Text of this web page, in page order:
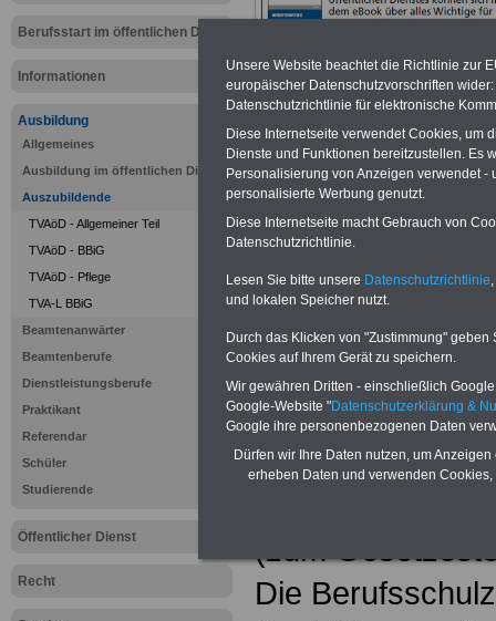
Berufsstart im öffentlichen Dienst
Informationen
Ausbildung
Allgemeines
Ausbildung im öffentlichen Dienst
Auszubildende
TVAöD - Allgemeiner Teil
TVAöD - BBiG
TVAöD - Pflege
TVA-L BBiG
Beamtenanwärter
Beamtenberufe
Dienstleistungsberufe
Praktikant
Referendar
Schüler
Studierende
Öffentlicher Dienst
Recht
Sie interessieren sich für einen
öffentlichen Dienst? >>>hier finden
Stellenangebote
Es besteht eine
alle
zum Besuch
das
weitere
(zum
Die
Unsere Website beachtet die Richtlinie zur
europäischer Datenschutzvorschriften
Datenschutzrichtlinie für elektronische
Diese Internetseite verwendet Cookies, um
Dienste und Funktionen bereitzustellen. Es
Personalisierung von Anzeigen verwendet
personalisierte Werbung genutzt.
Diese Internetseite macht Gebrauch von
Datenschutzrichtlinie.
Lesen Sie bitte unsere Datenschutzrichtlinie
und lokalen Speicher nutzt.
Durch das Klicken von "Zustimmung"
Cookies auf Ihrem Gerät zu speichern.
Wir gewähren Dritten - einschließlich
Google-Website "Datenschutzerklärung &
Google ihre personenbezogenen Daten
Dürfen wir Ihre Daten nutzen, um
erheben Daten und verwenden